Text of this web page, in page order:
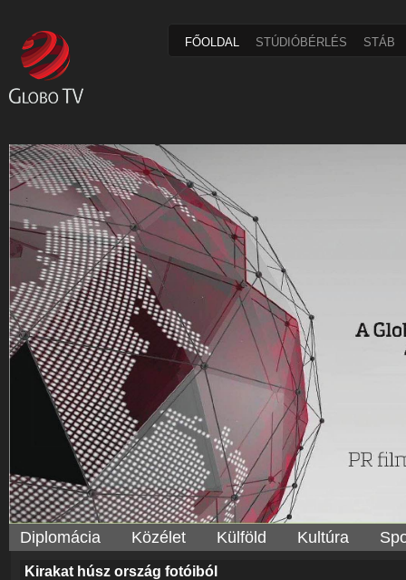
FŐOLDAL STÚDIÓBÉRLÉS STÁB
Diplomácia Közélet Külföld Kultúra
Kirakat húsz ország fotóiból